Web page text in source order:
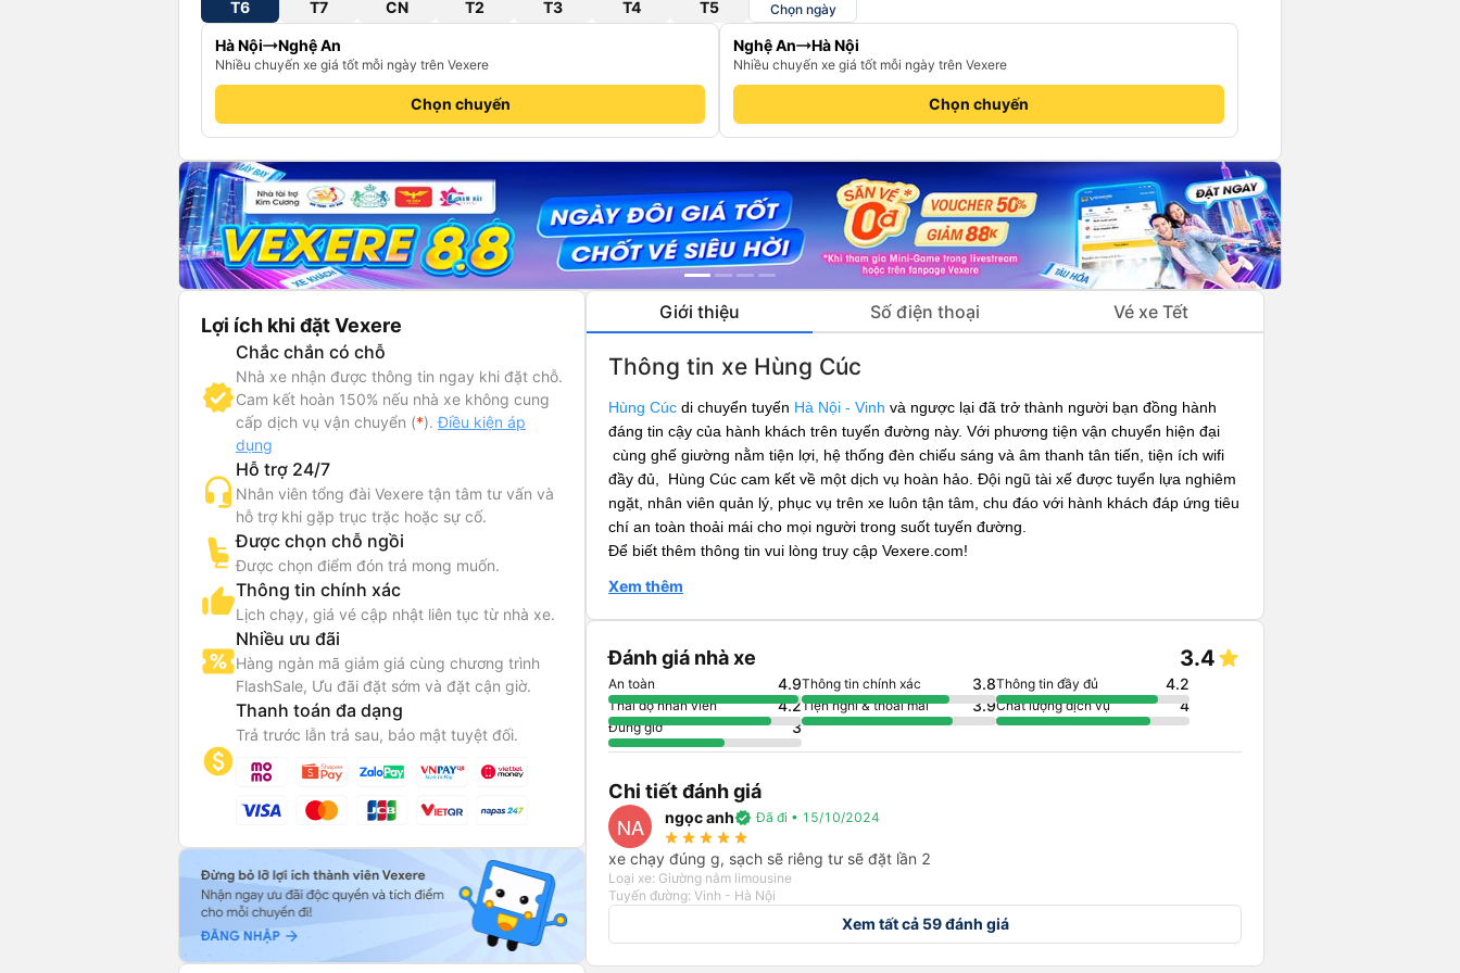
T6 T7 CN T2 T3 T4 T5 Chọn ngày
Hà Nội Nghệ An
Nhiều chuyến xe giá tốt mỗi ngày trên Vexere
Chọn chuyến
Nghệ An Hà Nội
Nhiều chuyến xe giá tốt mỗi ngày trên Vexere
Chọn chuyến
Lợi ích khi đặt Vexere
Chắc chắn có chỗ
Nhà xe nhận được thông tin ngay khi đặt chỗ.
Cam kết hoàn 150% nếu nhà xe không cung
cấp dịch vụ vận chuyển (*).Điều kiện áp
dụng
Hỗ trợ 24/7
Nhân viên tổng đài Vexere tận tâm tư vấn và
hỗ trợ khi gặp trục trặc hoặc sự cố.
Được chọn chỗ ngồi
Được chọn điểm đón trả mong muốn.
Thông tin chính xác
Lịch chạy, giá vé cập nhật liên tục từ nhà xe.
Nhiều ưu đãi
Hàng ngàn mã giảm giá cùng chương trình
FlashSale, Ưu đãi đặt sớm và đặt cận giờ.
Thanh toán đa dạng
Trả trước lẫn trả sau, bảo mật tuyệt đối.
Giới thiệu Số điện thoại Vé xe Tết
Thông tin xe Hùng Cúc
Hùng Cúc di chuyển tuyến Hà Nội - Vinh và ngược lại đã trở thành người bạn đồng hành
đáng tin cậy của hành khách trên tuyến đường này. Với phương tiện vận chuyển hiện đại
cùng ghế giường nằm tiện lợi, hệ thống đèn chiếu sáng và âm thanh tân tiến, tiện ích wifi
đầy đủ, Hùng Cúc cam kết về một dịch vụ hoàn hảo. Đội ngũ tài xế được tuyển lựa nghiêm
ngặt, nhân viên quản lý, phục vụ trên xe luôn tận tâm, chu đáo với hành khách đáp ứng tiêu
chí an toàn thoải mái cho mọi người trong suốt tuyến đường.
Để biết thêm thông tin vui lòng truy cập Vexere.com!
Xem thêm
Đánh giá nhà xe 3.4
An toàn 4.9Thông tin chính xác 3.8Thông tin đầy đủ 4.2
Thái độ nhân viên 4.2Tiện nghi & thoải mái 3.9Chất lượng dịch vụ 4
Đúng giờ 3
Chi tiết đánh giá
NA ngọc anhverified Đã đi • 15/10/2024
star_rate star_rate star_rate star_rate star_rate
xe chạy đúng g, sạch sẽ riêng tư sẽ đặt lần 2
Loại xe: Giường nằm limousine
Tuyến đường: Vinh - Hà Nội
Xem tất cả 59 đánh giá